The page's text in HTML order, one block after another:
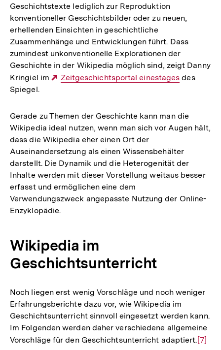
Geschichtstexte lediglich zur Reproduktion
konventioneller Geschichtsbilder oder zu neuen,
erhellenden Einsichten in geschichtliche
Zusammenhänge und Entwicklungen führt. Dass
zumindest unkonventionelle Explorationen der
Geschichte in der Wikipedia möglich sind, zeigt Danny
Kringiel im
Externer
Zeitgeschichtsportal einestages des
Spiegel.
Gerade zu Themen der Geschichte kann man die
Wikipedia ideal nutzen, wenn man sich vor Augen hält,
dass die Wikipedia eher einen Ort der
Auseinandersetzung als einen Wissensbehälter
darstellt. Die Dynamik und die Heterogenität der
Inhalte werden mit dieser Vorstellung weitaus besser
erfasst und ermöglichen eine dem
Verwendungszweck angepasste Nutzung der Online-
Enzyklopädie.
Wikipedia im
Geschichtsunterricht
Noch liegen erst wenig Vorschläge und noch weniger
Erfahrungsberichte dazu vor, wie Wikipedia im
Geschichtsunterricht sinnvoll eingesetzt werden kann.
Im Folgenden werden daher verschiedene allgemeine
Vorschläge für den Geschichtsunterricht adaptiert. Zur
[7]